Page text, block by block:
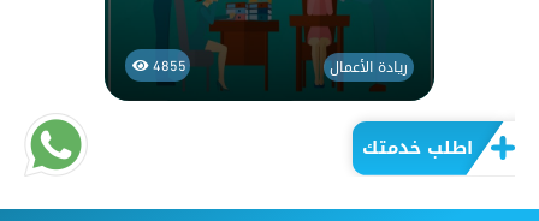
اطلب خدمتك
4855 ريادة الأعمال